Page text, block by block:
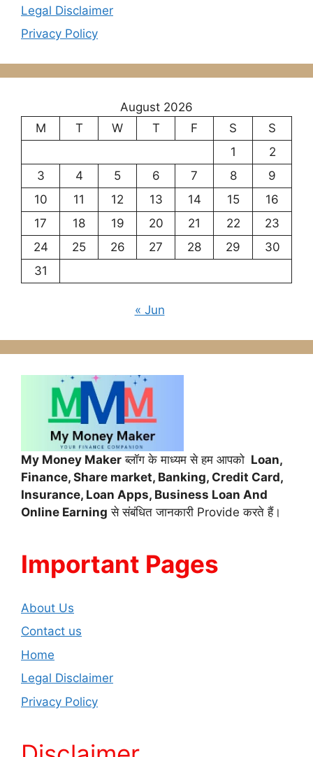
Legal Disclaimer
Privacy Policy
August 2026
M
T W T F S
S
1
2
3
4 5 6 7 8
9
10
11 12 13 14 15
16
17
18 19 20 21 22
23
24
25 26 27 28 29
30
31
« Jun
My Money Maker ब्लॉग के माध्यम से हम आपको Loan,
Finance, Share market, Banking, Credit Card,
Insurance, Loan Apps, Business Loan And
Online Earning से संबंधित जानकारी Provide करते हैं।
Important Pages
About Us
Contact us
Home
Legal Disclaimer
Privacy Policy